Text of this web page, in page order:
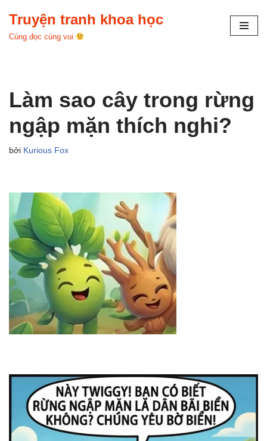
Chuyển
Truyện tranh khoa học
Cùng đọc cùng vui
Làm sao cây trong rừng
ngập mặn thích nghi?
bởi Kurious Fox